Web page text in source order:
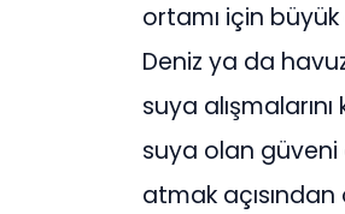
ortamı için
Deniz ya da
suya
suya olan güveni
atmak